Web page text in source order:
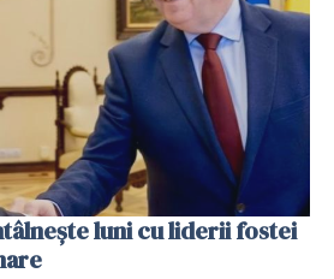
luni cu liderii fostei